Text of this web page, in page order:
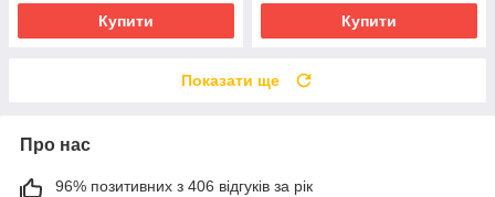
Купити Купити
Показати ще
Про нас
96% позитивних з 406 відгуків за рік